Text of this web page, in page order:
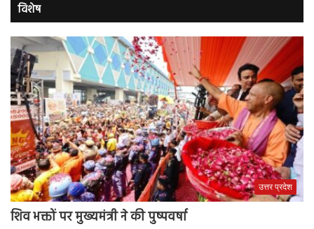
विशेष
उत्तर प्रदेश
शिव भक्तों पर मुख्यमंत्री ने की पुष्पवर्षा